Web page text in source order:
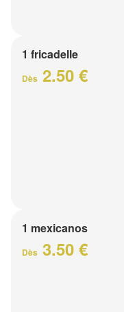
1 fricadelle
Dès 2.50 €
1 mexicanos
Dès 3.50 €